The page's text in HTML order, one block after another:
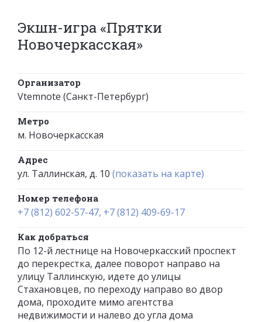
Экшн-игра «Прятки
Новочеркасская»
Организатор
Vtemnote (Санкт-Петербург)
Метро
м. Новочеркасская
Адрес
ул. Таллинская, д. 10 (показать на карте)
Номер телефона
+7 (812) 602-57-47, +7 (812) 409-69-17
Как добраться
По 12-й лестнице на Новочеркасский проспект
до перекрестка, далее поворот направо на
улицу Таллинскую, идете до улицы
Стахановцев, по переходу направо во двор
дома, проходите мимо агентства
недвижимости и налево до угла дома